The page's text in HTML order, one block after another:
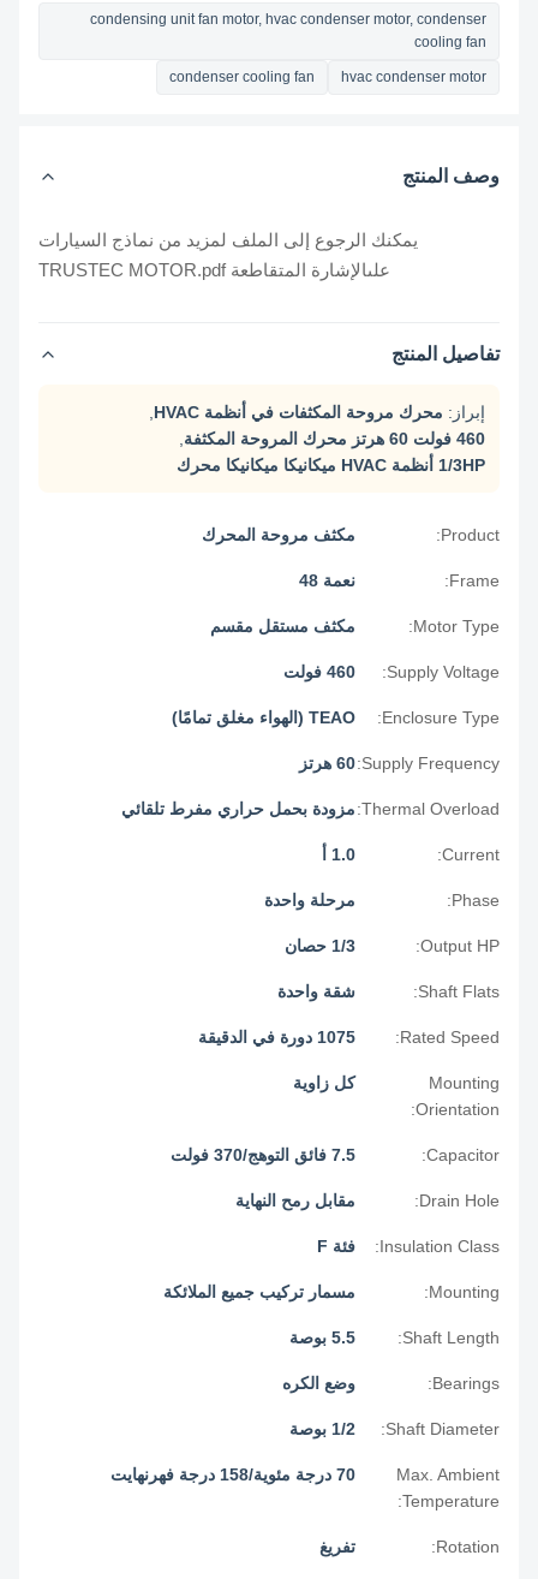
condensing unit fan motor, hvac condenser motor, condenser
cooling fan
hvac condenser motor
condenser cooling fan
وصف المنتج
يمكنك الرجوع إلى الملف لمزيد من نماذج السيارات
الإشارة المتقاطعة TRUSTEC MOTOR.pdf
تفاصيل المنتج
محرك مروحة المكثفات في أنظمة HVAC
,
,
1/3HP أنظمة HVAC ميكانيكا ميكانيكا محرك
Product: مكثف مروحة المحرك
Frame:
Motor Type: مكثف مستقل مقسم
Supply Voltage: 460 فولت
Enclosure Type: TEAO (الهواء مغلق تمامًا)
Supply Frequency: 60 هرتز
Thermal Overload: مزودة بحمل حراري مفرط تلقائي
Current:
Phase: مرحلة واحدة
Output HP:
Shaft Flats: شقة واحدة
Rated Speed:
Mounting
Orientation:
كل زاوية
Capacitor:
Drain Hole: مقابل رمح النهاية
Insulation Class: فئة F
Mounting: مسمار تركيب جميع الملائكة
Shaft Length:
Bearings: وضع الكره
Shaft Diameter: 1/2 بوصة
Max. Ambient
Temperature:
Rotation: